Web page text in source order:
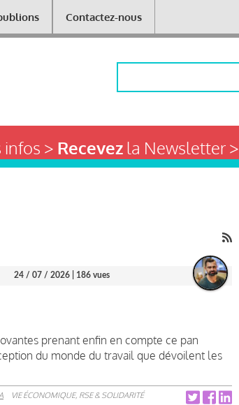
Contactez-nous
> Recevezla Newsletter >
24 / 07 / 2026 | 186 vues
prenant enfin en compte ce pan
du monde du travail que dévoilent les
VIE ÉCONOMIQUE, RSE & SOLIDARITÉ